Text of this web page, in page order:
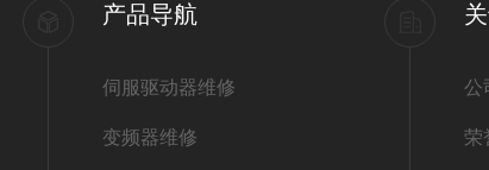
产品导航
伺服驱动器维修
变频器维修
公
荣